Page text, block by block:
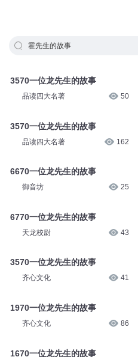
霍先生的故事
3570一位龙先生的故事
品读四大名著 50
3570一位龙先生的故事
品读四大名著 162
6670一位龙先生的故事
御音坊 25
6770一位龙先生的故事
天龙校尉 43
3570一位龙先生的故事
齐心文化 41
1970一位龙先生的故事
齐心文化 86
1670一位龙先生的故事